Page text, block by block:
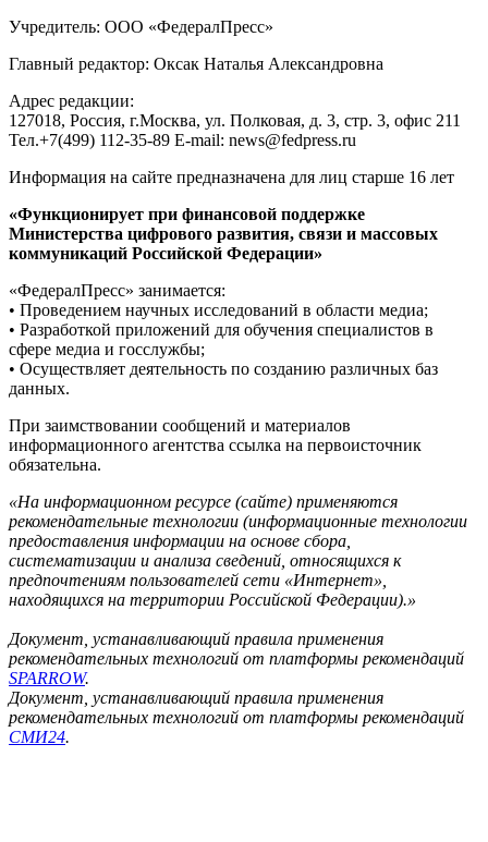
Учредитель: ООО «ФедералПресс»
Главный редактор: Оксак Наталья Александровна
Адрес редакции:
127018, Россия, г.Москва, ул. Полковая, д. 3, стр. 3, офис 211
Тел.+7(499) 112-35-89 E-mail: news@fedpress.ru
Информация на сайте предназначена для лиц старше 16 лет
«Функционирует при финансовой поддержке
Министерства цифрового развития, связи и массовых
коммуникаций Российской Федерации»
«ФедералПресс» занимается:
• Проведением научных исследований в области медиа;
• Разработкой приложений для обучения специалистов в
сфере медиа и госслужбы;
• Осуществляет деятельность по созданию различных баз
данных.
При заимствовании сообщений и материалов
информационного агентства ссылка на первоисточник
обязательна.
«На информационном ресурсе (сайте) применяются
рекомендательные технологии (информационные технологии
предоставления информации на основе сбора,
систематизации и анализа сведений, относящихся к
предпочтениям пользователей сети «Интернет»,
находящихся на территории Российской Федерации).»
Документ, устанавливающий правила применения
рекомендательных технологий от платформы рекомендаций
SPARROW.
Документ, устанавливающий правила применения
рекомендательных технологий от платформы рекомендаций
СМИ24.